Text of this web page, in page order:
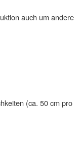
auch um andere
(ca. 50 cm pro